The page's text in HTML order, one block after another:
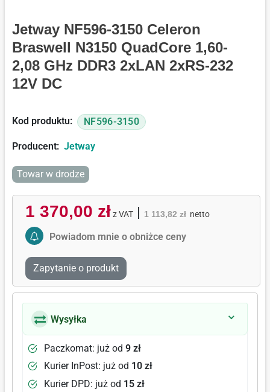
Jetway NF596-3150 Celeron
Braswell N3150 QuadCore 1,60-
2,08 GHz DDR3 2xLAN 2xRS-232
12V DC
Kod produktu: NF596-3150
Producent: Jetway
Towar w drodze
1 370,00 zł z VAT| 1 113,82 zł netto
Activate Price Alert
Powiadom mnie o obniżce ceny
Zapytanie o produkt
Wysyłka
Paczkomat: już od 9 zł
Kurier InPost: już od 10 zł
Kurier DPD: już od 15 zł